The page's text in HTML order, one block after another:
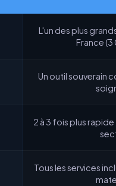
L'un des plus
France
Un outil souverain
2 à 3 fois plus
Tous les services